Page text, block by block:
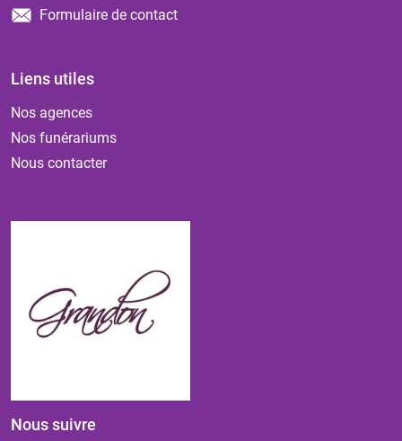
Formulaire de contact
Liens utiles
Nos agences
Nos funérariums
Nous contacter
Nous suivre